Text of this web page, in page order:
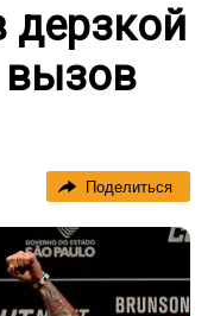
дерзкой
Поделиться